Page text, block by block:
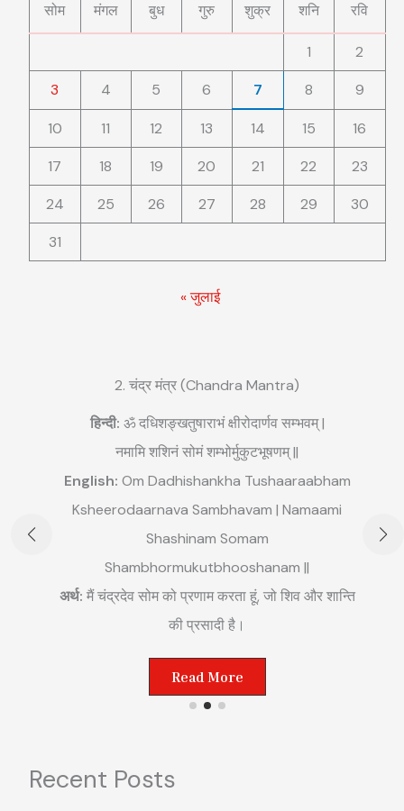
सोम मंगल बुध गुरु शुक्र शनि रवि
1
2
3
4 5 6 7 8 9
10 11 12 13 14 15
16
17
18 19 20 21 22
23
24
25 26 27 28 29
30
31
« जुलाई
2. चंद्र मंत्र (Chandra Mantra)
हिन्दी: ॐ दधिशङ्खतुषाराभं क्षीरोदार्णव सम्भवम् |
नमामि शशिनं सोमं शम्भोर्मुकुटभूषणम् ||
English: Om Dadhishankha Tushaaraabham
Ksheerodaarnava Sambhavam | Namaami
Shashinam Somam
Shambhormukutbhooshanam ||
अर्थ: मैं चंद्रदेव सोम को प्रणाम करता हूं, जो शिव और शान्ति
की प्रसादी है।
Read More
Recent Posts